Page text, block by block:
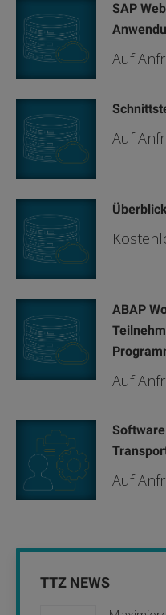
SAP
Auf
Auf
ABAP
Auf
Auf
TTZ NEWS